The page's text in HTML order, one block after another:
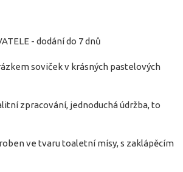
- dodání do 7 dnů
soviček v krásných pastelových
zpracování, jednoduchá údržba, to
ve tvaru toaletní mísy, s zaklápěcím